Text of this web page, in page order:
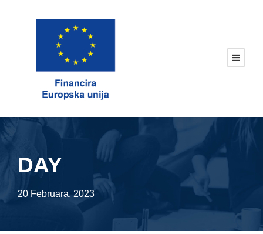
DAY
20 Februara, 2023